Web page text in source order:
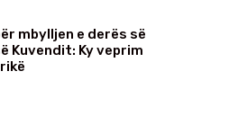
mbylljen e derës së
Kuvendit: Ky veprim